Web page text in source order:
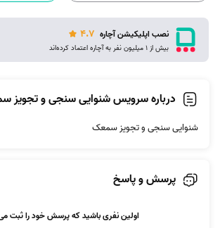
نصب اپلیکیشن آچاره 4.7
بیش از 1 میلیون نفر به آچاره اعتماد کرده‌اند
درباره سرویس شنوایی سنجی و تجویز
شنوایی سنجی و تجویز سمعک
پرسش و پاسخ
اولین نفری باشید که پرسش خود را ثبت